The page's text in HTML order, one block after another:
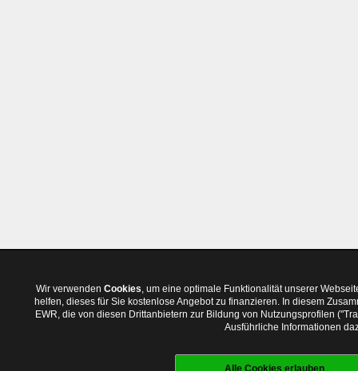
Wir verwenden Cookies, um eine optimale Funktionalität unserer
helfen, dieses für Sie kostenlose Angebot zu finanzieren. In diesem
EWR, die von diesen Drittanbietern zur Bildung von Nutzungsprofilen
Ausführliche Informationen
Alle Cookies erlauben